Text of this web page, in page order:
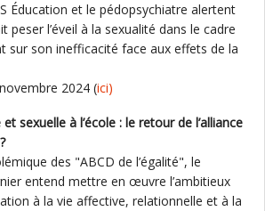
Éducation et le pédopsychiatre alertent
peser l’éveil à la sexualité dans le cadre
sur son inefficacité face aux effets de la
2024 (ici)
sexuelle à l’école : le retour de l’alliance
des "ABCD de l’égalité", le
entend mettre en œuvre l’ambitieux
à la vie affective, relationnelle et à la